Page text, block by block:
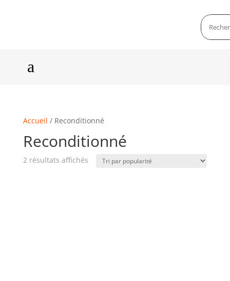
a
Accueil / Reconditionné
Reconditionné
2 résultats affichés